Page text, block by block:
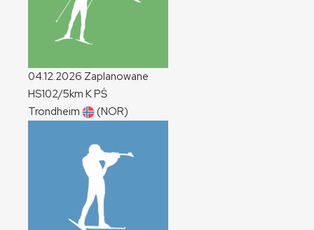
04.12.2026 Zaplanowane
HS102/5km KPŚ
Trondheim
(NOR)